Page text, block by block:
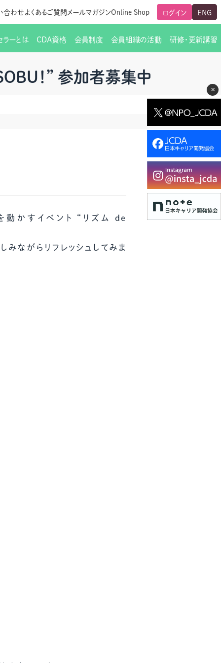
×
合わせよくあるご質問 メールマガジンOnline Shop ログイン ENG
ご挨拶 グローバルな交流
人生すごろく金の糸
ラーとは CDA資格 会員制度
ト メールマガジン（ＣＤＡ友の会）
会員組織の活動
支部からのお知らせ
研究会・啓発交流会の活動報告
研修・更新講習
スキルアップ研修
ない方
必要書類ダウンロード（ピアトレ）
！” 参加者募集中
かすイベント “リズム de
みながらリフレッシュしてみま